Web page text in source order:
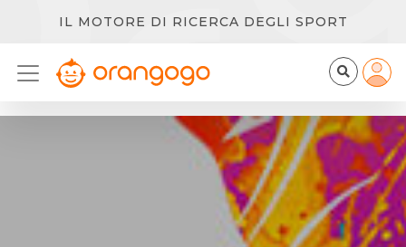
IL MOTORE DI RICERCA DEGLI SPORT